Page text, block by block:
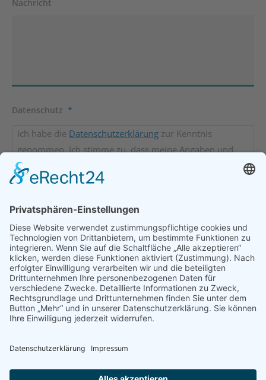
Nachricht
Datenschutz *
Ich habe die Datenschutzerklärung zur Kenntnis
genommen. Ich stimme zu, dass meine Angaben und
Daten zur Beantwortung meiner Anfrage elektronisch
erhoben und gespeichert werden. Hinweis: Sie können
info@bds-bayern.dewiderrufen.
Zur Kenntnis genommen